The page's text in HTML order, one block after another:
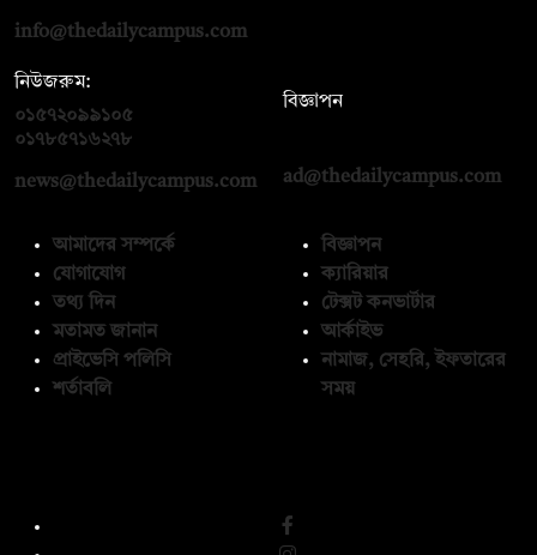
info@thedailycampus.com
নিউজরুম:
০১৫৭২০৯৯১০৫
০১৭৮৫৭১৬২৭৮
news@thedailycampus.com
বিজ্ঞাপন
ad@thedailycampus.com
আমাদের সম্পর্কে
যোগাযোগ
তথ্য দিন
মতামত জানান
প্রাইভেসি পলিসি
শর্তাবলি
বিজ্ঞাপন
ক্যারিয়ার
টেক্সট কনভার্টার
আর্কাইভ
নামাজ, সেহরি, ইফতারের
সময়